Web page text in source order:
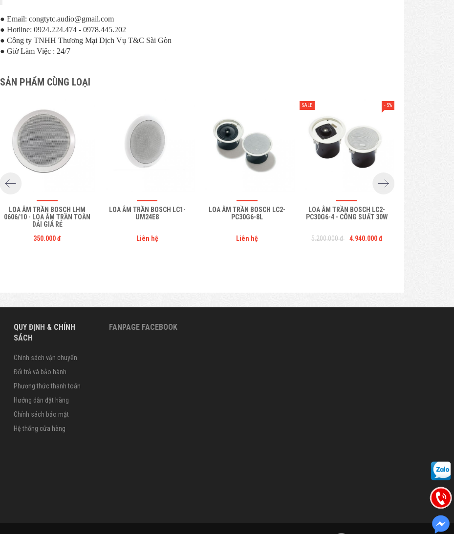
● Email: congtytc.audio@gmail.com
● Hotline: 0924.224.474 - 0978.445.202
● Công ty TNHH Thương Mại Dịch Vụ T&C Sài Gòn
● Giờ Làm Việc : 24/7
SẢN PHẨM CÙNG LOẠI
LOA ÂM TRẦN BOSCH LHM
0606/10 - LOA ÂM TRẦN TOÀN
DẢI GIÁ RẺ
350.000 đ
LOA ÂM TRẦN BOSCH LC1-
UM24E8
Liên hệ
LOA ÂM TRẦN BOSCH LC2-
PC30G6-8L
Liên hệ
LOA ÂM TRẦN BOSCH LC2-
PC30G6-4 - CÔNG SUẤT 30W
5.200.000 đ 4.940.000 đ
SALE - 5%
QUY ĐỊNH & CHÍNH
SÁCH
Chính sách vận chuyển
Đổi trả và bảo hành
Phương thức thanh toán
Hướng dẫn đặt hàng
Chính sách bảo mật
Hệ thống cửa hàng
FANPAGE FACEBOOK